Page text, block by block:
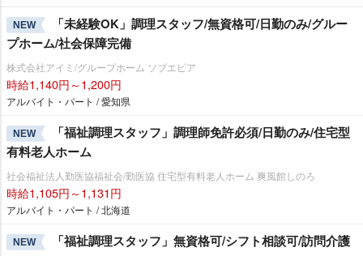
NEW
「未経験OK」調理スタッフ/無資格可/日勤のみ/グルー
プホーム/社会保障完備
株式会社アイミ/グループホーム ソブエピア
時給1,140円～1,200円
アルバイト・パート / 愛知県
NEW
「福祉調理スタッフ」調理師免許必須/日勤のみ/住宅型
有料老人ホーム
社会福祉法人勤医協福祉会/勤医協 住宅型有料老人ホーム 爽風館しのろ
時給1,105円～1,131円
アルバイト・パート / 北海道
NEW 「福祉調理スタッフ」無資格可/シフト相談可/訪問介護